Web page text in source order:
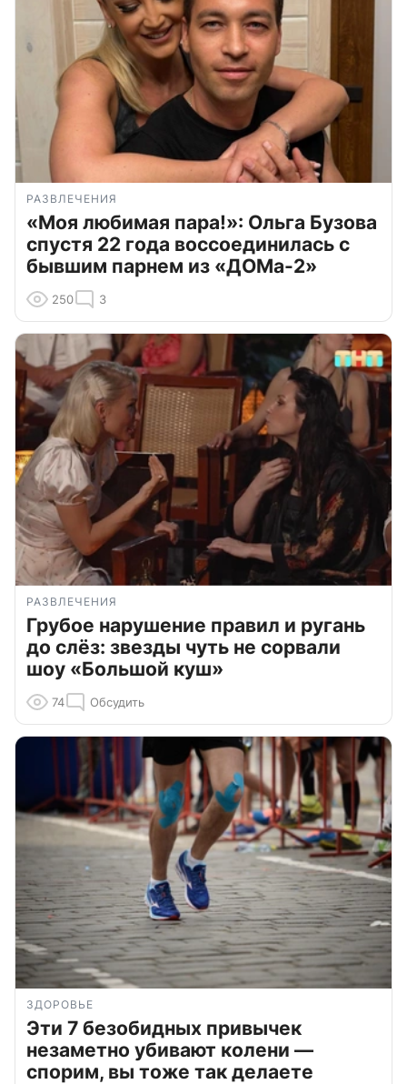
РАЗВЛЕЧЕНИЯ
«Моя любимая пара!»: Ольга Бузова
спустя 22 года воссоединилась с
бывшим парнем из «ДОМа-2»
250 3
РАЗВЛЕЧЕНИЯ
Грубое нарушение правил и ругань
до слёз: звезды чуть не сорвали
шоу «Большой куш»
74 Обсудить
ЗДОРОВЬЕ
Эти 7 безобидных привычек
незаметно убивают колени —
спорим, вы тоже так делаете